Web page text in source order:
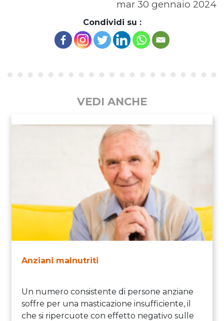
mar 30 gennaio 2024
Condividi su :
VEDI ANCHE
Anziani malnutriti
Un numero consistente di persone anziane
soffre per una masticazione insufficiente, il
che si ripercuote con effetto negativo sulle